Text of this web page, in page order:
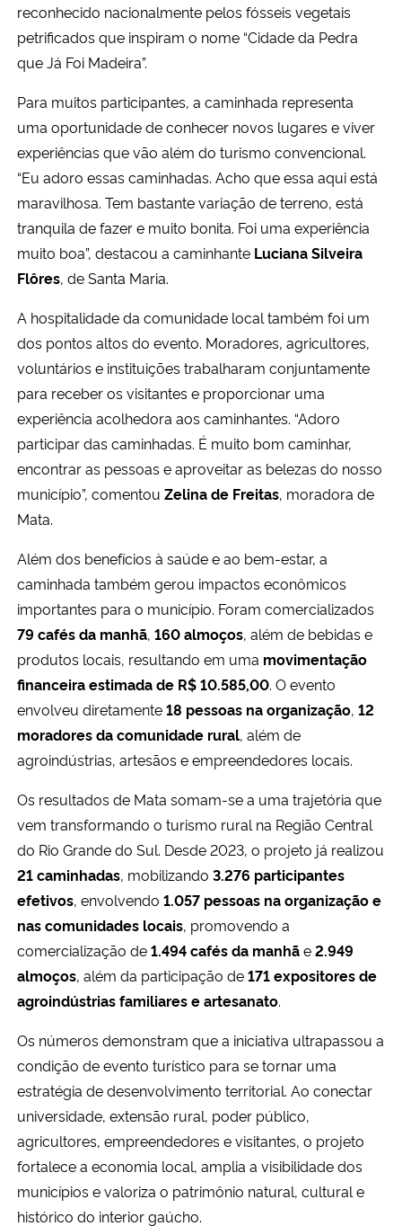
reconhecido nacionalmente pelos fósseis vegetais
petrificados que inspiram o nome “Cidade da Pedra
que Já Foi Madeira”.
Para muitos participantes, a caminhada representa
uma oportunidade de conhecer novos lugares e viver
experiências que vão além do turismo convencional.
“Eu adoro essas caminhadas. Acho que essa aqui está
maravilhosa. Tem bastante variação de terreno, está
tranquila de fazer e muito bonita. Foi uma experiência
muito boa”, destacou a caminhante Luciana Silveira
Flôres, de Santa Maria.
A hospitalidade da comunidade local também foi um
dos pontos altos do evento. Moradores, agricultores,
voluntários e instituições trabalharam conjuntamente
para receber os visitantes e proporcionar uma
experiência acolhedora aos caminhantes. “Adoro
participar das caminhadas. É muito bom caminhar,
encontrar as pessoas e aproveitar as belezas do nosso
município”, comentou Zelina de Freitas, moradora de
Mata.
Além dos benefícios à saúde e ao bem-estar, a
caminhada também gerou impactos econômicos
importantes para o município. Foram comercializados
79 cafés da manhã, 160 almoços, além de bebidas e
produtos locais, resultando em uma movimentação
financeira estimada de R$ 10.585,00. O evento
envolveu diretamente18 pessoas na organização, 12
moradores da comunidade rural, além de
agroindústrias, artesãos e empreendedores locais.
Os resultados de Mata somam-se a uma trajetória que
vem transformando o turismo rural na Região Central
do Rio Grande do Sul. Desde 2023, o projeto já realizou
21 caminhadas, mobilizando 3.276 participantes
efetivos, envolvendo 1.057 pessoas na organização e
nas comunidades locais, promovendo a
comercialização de1.494 cafés da manhãe2.949
almoços, além da participação de171 expositores de
agroindústrias familiares e artesanato.
Os números demonstram que a iniciativa ultrapassou a
condição de evento turístico para se tornar uma
estratégia de desenvolvimento territorial. Ao conectar
universidade, extensão rural, poder público,
agricultores, empreendedores e visitantes, o projeto
fortalece a economia local, amplia a visibilidade dos
municípios e valoriza o patrimônio natural, cultural e
histórico do interior gaúcho.